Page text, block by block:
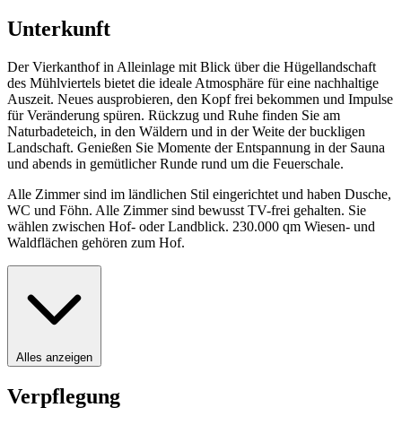
Unterkunft
Der Vierkanthof in Alleinlage mit Blick über die Hügellandschaft
des Mühlviertels bietet die ideale Atmosphäre für eine nachhaltige
Auszeit. Neues ausprobieren, den Kopf frei bekommen und Impulse
für Veränderung spüren. Rückzug und Ruhe finden Sie am
Naturbadeteich, in den Wäldern und in der Weite der buckligen
Landschaft. Genießen Sie Momente der Entspannung in der Sauna
und abends in gemütlicher Runde rund um die Feuerschale.
Alle Zimmer sind im ländlichen Stil eingerichtet und haben Dusche,
WC und Föhn. Alle Zimmer sind bewusst TV-frei gehalten. Sie
wählen zwischen Hof- oder Landblick. 230.000 qm Wiesen- und
Waldflächen gehören zum Hof.
Alles anzeigen
Verpflegung